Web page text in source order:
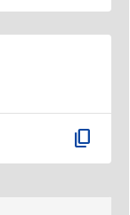
content_copy